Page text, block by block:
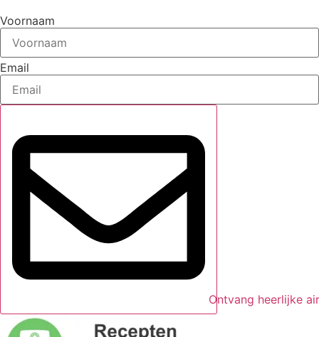
Voornaam
Email
Ontvang heerlijke